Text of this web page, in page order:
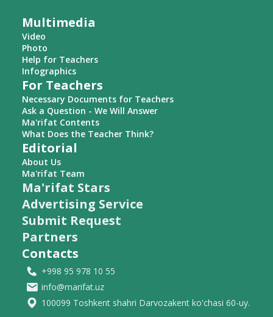
Multimedia
Video
Photo
Help for Teachers
Infographics
For Teachers
Necessary Documents for Teachers
Ask a Question - We Will Answer
Ma'rifat Contents
What Does the Teacher Think?
Editorial
About Us
Ma'rifat Team
Ma'rifat Stars
Advertising Service
Submit Request
Partners
Contacts
+998 95 978 10 55
info@marifat.uz
100099 Toshkent shahri Darvozakent ko'chasi 60-uy.